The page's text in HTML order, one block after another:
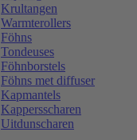
Krultangen
Warmterollers
Föhns
Tondeuses
Föhnborstels
Föhns met diffuser
Kapmantels
Kappersscharen
Uitdunscharen